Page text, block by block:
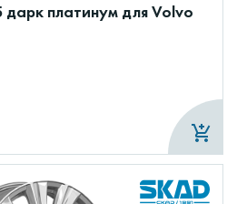
дарк платинум для Volvo